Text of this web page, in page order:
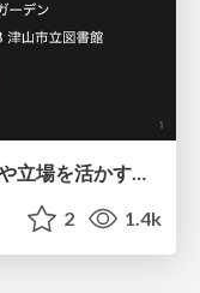
成功を追わない起業と経営 〜環境や立場を活かす戦略（Homing 2026）
2 1.4k